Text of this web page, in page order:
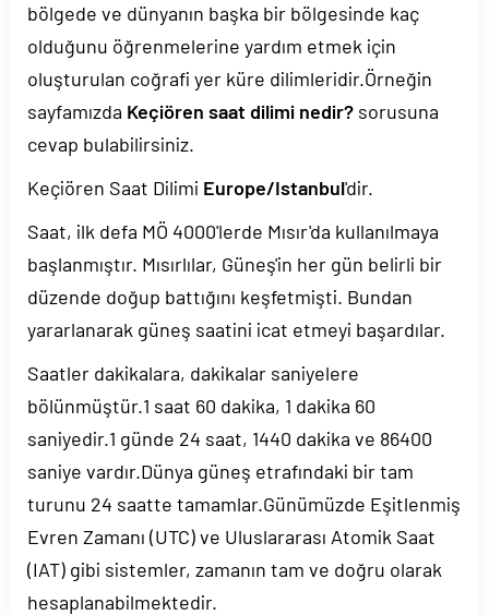
bölgede ve dünyanın başka bir bölgesinde kaç
olduğunu öğrenmelerine yardım etmek için
oluşturulan coğrafi yer küre dilimleridir.Örneğin
sayfamızda Keçiören saat dilimi nedir? sorusuna
cevap bulabilirsiniz.
Keçiören Saat Dilimi Europe/Istanbul'dir.
Saat, ilk defa MÖ 4000'lerde Mısır'da kullanılmaya
başlanmıştır. Mısırlılar, Güneş'in her gün belirli bir
düzende doğup battığını keşfetmişti. Bundan
yararlanarak güneş saatini icat etmeyi başardılar.
Saatler dakikalara, dakikalar saniyelere
bölünmüştür.1 saat 60 dakika, 1 dakika 60
saniyedir.1 günde 24 saat, 1440 dakika ve 86400
saniye vardır.Dünya güneş etrafındaki bir tam
turunu 24 saatte tamamlar.Günümüzde Eşitlenmiş
Evren Zamanı (UTC) ve Uluslararası Atomik Saat
(IAT) gibi sistemler, zamanın tam ve doğru olarak
hesaplanabilmektedir.